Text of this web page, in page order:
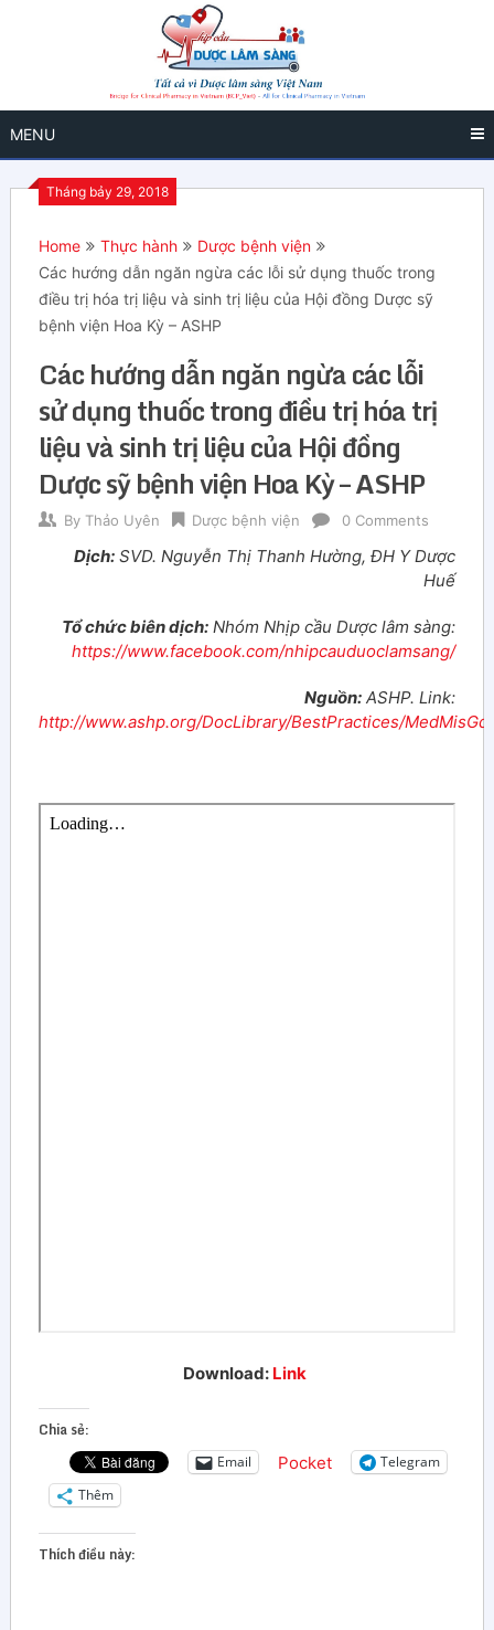
MENU
Tháng bảy 29, 2018
Home Thực hành
Dược bệnh viện
Các hướng dẫn ngăn ngừa các lỗi sử dụng thuốc trong
điều trị hóa trị liệu và sinh trị liệu của Hội đồng Dược sỹ
bệnh viện Hoa Kỳ – ASHP
Các hướng dẫn ngăn ngừa các lỗi
sử dụng thuốc trong điều trị hóa trị
liệu và sinh trị liệu của Hội đồng
Dược sỹ bệnh viện Hoa Kỳ – ASHP
By Thảo Uyên Dược bệnh viện 0 Comments
Dịch: SVD. Nguyễn Thị Thanh Hường, ĐH Y Dược
Huế
Tổ chức biên dịch: Nhóm Nhịp cầu Dược lâm sàng:
https://www.facebook.com/nhipcauduoclamsang/
Nguồn: ASHP. Link:
http://www.ashp.org/DocLibrary/BestPractices/
Download: Link
Chia sẻ:
Email Pocket
Telegram
Thêm
Thích điều này: